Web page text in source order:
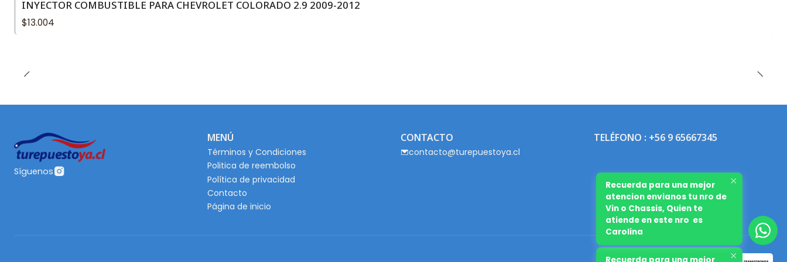
INYECTOR COMBUSTIBLE PARA CHEVROLET COLORADO 2.9 2009-2012
$13.004
Síguenos
MENÚ
Términos y Condiciones
Politica de reembolso
Política de privacidad
Contacto
Página de inicio
CONTACTO
contacto@turepuestoya.cl
TELÉFONO : +56 9 65667345
Recuerda para una mejor
atencion envianos tu nro de
Vin o Chassis, Quien te
atiende en este nro es
Carolina